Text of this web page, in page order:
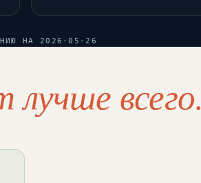
НА 2026-05-26
лучше всего.